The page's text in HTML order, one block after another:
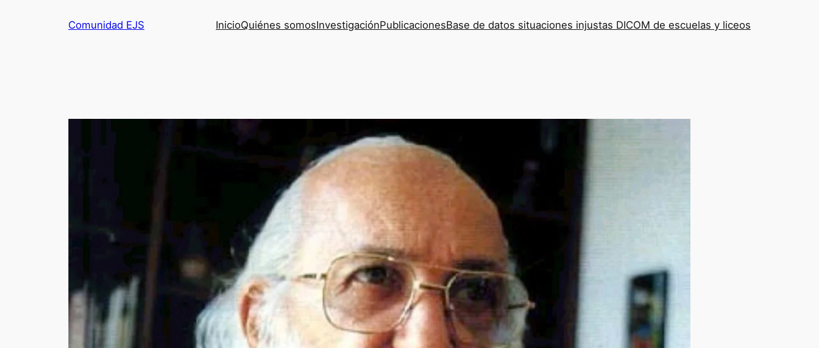
Comunidad EJS InicioQuiénes somosInvestigaciónPublicacionesBase de datos situaciones injustas DICOM de escuelas y liceos